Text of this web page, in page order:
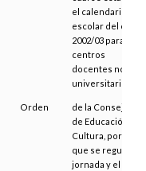
el calendario
escolar del curso
2002/03 para los
centros
docentes no
universitarios
Orden
de la Consejería
de Educación y
Cultura, por la
que se regula la
jornada y el